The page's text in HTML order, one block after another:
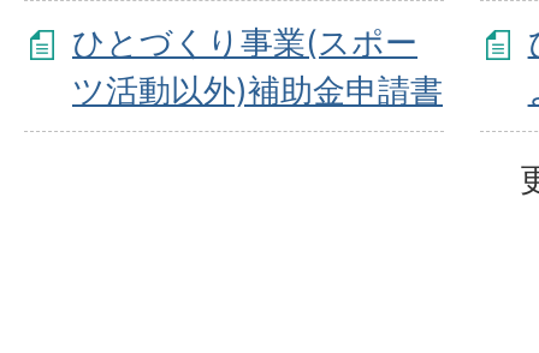
ひとづくり事業(スポー
ツ活動以外)補助金申請書